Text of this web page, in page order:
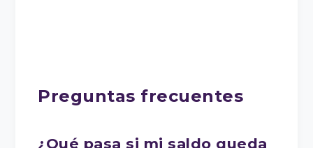
Preguntas frecuentes
¿Qué pasa si mi saldo queda